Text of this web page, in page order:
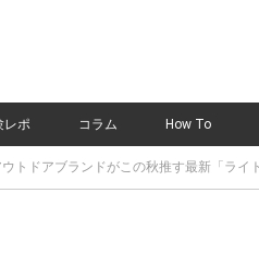
レポ コラム How To
ウトドアブランドがこの秋推す最新「ライ